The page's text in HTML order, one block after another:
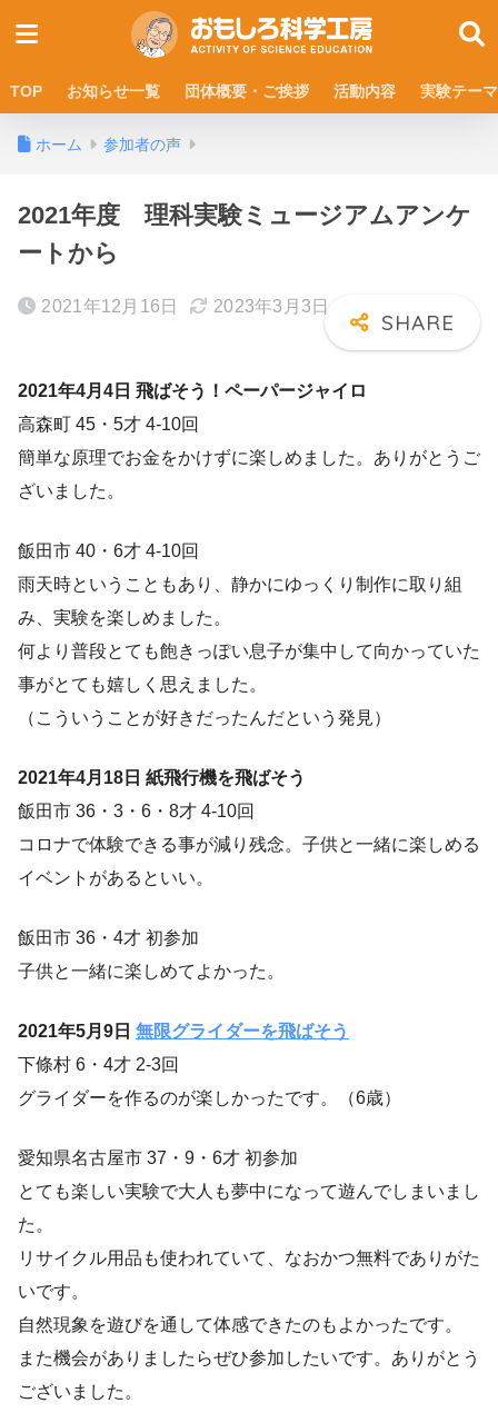
TOP お知らせ一覧 団体概要・ご挨拶 活動内容 実験テーマ
ホーム 参加者の声
2021年度 理科実験ミュージアムアンケ
ートから
2021年12月16日 2023年3月3日
2021年4月4日 飛ばそう！ペーパージャイロ
高森町 45・5才 4-10回
簡単な原理でお金をかけずに楽しめました。ありがとうご
ざいました。
飯田市 40・6才 4-10回
雨天時ということもあり、静かにゆっくり制作に取り組
み、実験を楽しめました。
何より普段とても飽きっぽい息子が集中して向かっていた
事がとても嬉しく思えました。
（こういうことが好きだったんだという発見）
2021年4月18日 紙飛行機を飛ばそう
飯田市 36・3・6・8才 4-10回
コロナで体験できる事が減り残念。子供と一緒に楽しめる
イベントがあるといい。
飯田市 36・4才 初参加
子供と一緒に楽しめてよかった。
2021年5月9日 無限グライダーを飛ばそう
下條村 6・4才 2-3回
グライダーを作るのが楽しかったです。（6歳）
愛知県名古屋市 37・9・6才 初参加
とても楽しい実験で大人も夢中になって遊んでしまいまし
た。
リサイクル用品も使われていて、なおかつ無料でありがた
いです。
自然現象を遊びを通して体感できたのもよかったです。
また機会がありましたらぜひ参加したいです。ありがとう
ございました。